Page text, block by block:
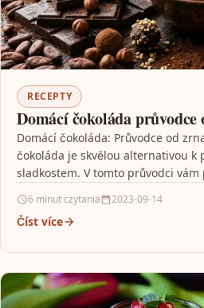
RECEPTY
Domácí čokoláda
Domácí čokoláda: Průvodce od
čokoláda je skvělou alternativou k
sladkostem. V tomto průvodci
6 minut czytania 2023-09-14
Číst více